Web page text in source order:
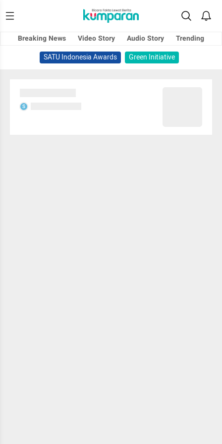
Breaking News Video Story Audio Story
Trending
SATU Indonesia Awards
Green Initiative
S